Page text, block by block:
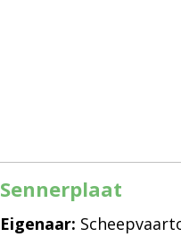
Sennerplaat
Eigenaar: